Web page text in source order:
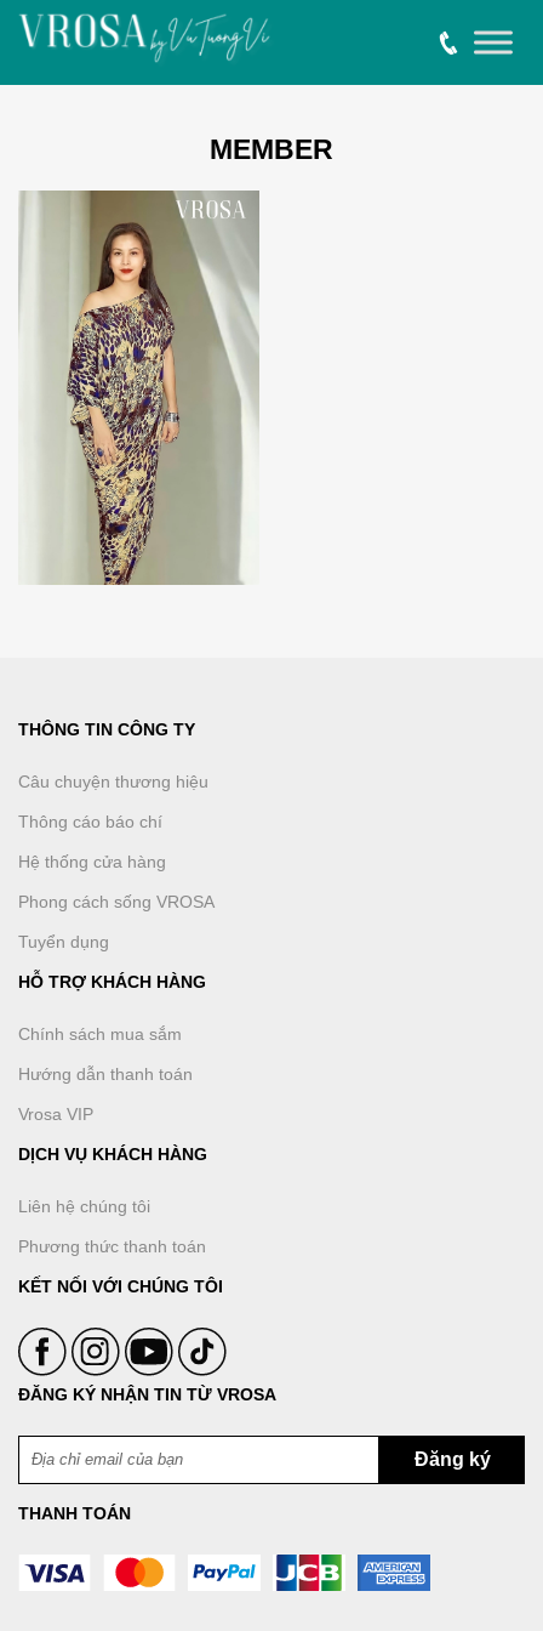
MEMBER
THÔNG TIN CÔNG TY
Câu chuyện thương hiệu
Thông cáo báo chí
Hệ thống cửa hàng
Phong cách sống VROSA
Tuyển dụng
HỖ TRỢ KHÁCH HÀNG
Chính sách mua sắm
Hướng dẫn thanh toán
Vrosa VIP
DỊCH VỤ KHÁCH HÀNG
Liên hệ chúng tôi
Phương thức thanh toán
KẾT NỐI VỚI CHÚNG TÔI
ĐĂNG KÝ NHẬN TIN TỪ VROSA
THANH TOÁN